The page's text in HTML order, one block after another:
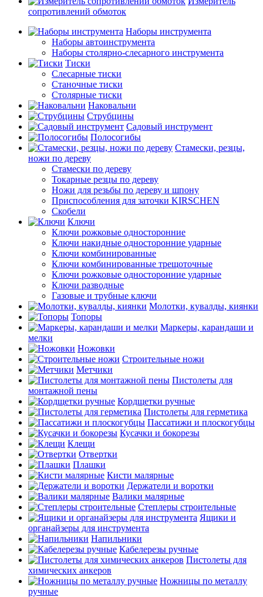
сопротивлений обмоток
Наборы инструмента
Наборы автоинструмента
Наборы столярно-слесарного инструмента
Тиски
Слесарные тиски
Станочные тиски
Столярные тиски
Наковальни
Струбцины
Садовый инструмент
Полосогибы
Стамески, резцы,
ножи по дереву
Стамески по дереву
Токарные резцы по дереву
Ножи для резьбы по дереву и шпону
Приспособления для заточки KIRSCHEN
Скобели
Ключи
Ключи рожковые односторонние
Ключи накидные односторонние ударные
Ключи комбинированные
Ключи комбинированные трещоточные
Ключи рожковые односторонние ударные
Ключи разводные
Газовые и трубные ключи
Молотки, кувалды, киянки
Топоры
Маркеры, карандаши и
мелки
Ножовки
Строительные ножи
Метчики
Пистолеты для
монтажной пены
Кордщетки ручные
Пистолеты для герметика
Пассатижи и плоскогубцы
Кусачки и бокорезы
Клещи
Отвертки
Плашки
Кисти малярные
Держатели и воротки
Валики малярные
Степлеры строительные
Ящики и
органайзеры для инструмента
Напильники
Кабелерезы ручные
Пистолеты для
химических анкеров
Ножницы по металлу
ручные